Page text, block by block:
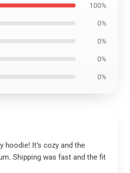
100%
0%
0%
0%
0%
hoodie! It’s cozy and the
Shipping was fast and the fit